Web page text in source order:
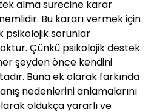
alma sürecine karar
Bu kararı vermek için
psikolojik sorunlar
Çünkü psikolojik destek
şeyden önce kendini
Buna ek olarak farkında
nedenlerini anlamalarını
oldukça yararlı ve